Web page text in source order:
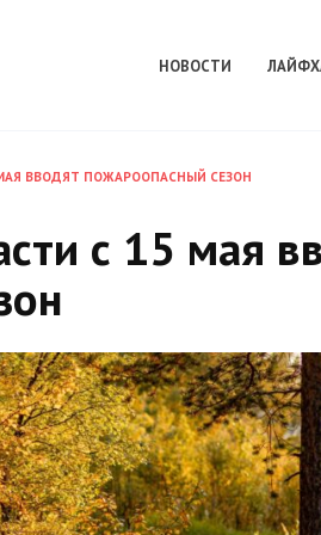
НОВОСТИ
ВВОДЯТ ПОЖАРООПАСНЫЙ СЕЗОН
с 15 мая